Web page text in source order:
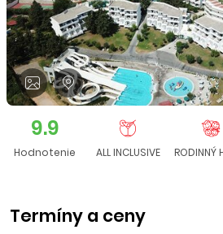
9.9
Hodnotenie ALL INCLUSIVE RODINNÝ
Termíny a ceny